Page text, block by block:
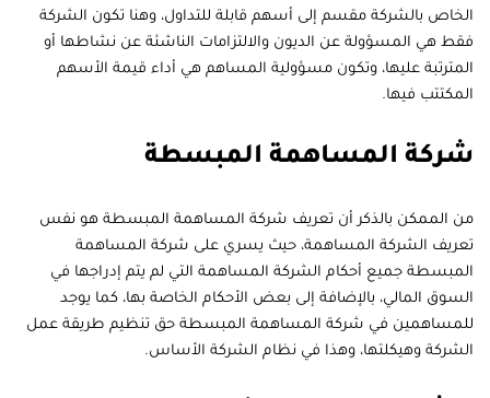
الخاص بالشركة مقسم إلى أسهم قابلة للتداول، وهنا تكون الشركة
فقط هي المسؤولة عن الديون والالتزامات الناشئة عن نشاطها أو
المترتبة عليها، وتكون مسؤولية المساهم هي أداء قيمة الأسهم
المكتتب فيها.
شركة المساهمة المبسطة
من الممكن بالذكر أن تعريف شركة المساهمة المبسطة هو نفس
تعريف الشركة المساهمة، حيث يسري على شركة المساهمة
المبسطة جميع أحكام الشركة المساهمة التي لم يتم إدراجها في
السوق المالي، بالإضافة إلى بعض الأحكام الخاصة بها، كما يوجد
للمساهمين في شركة المساهمة المبسطة حق تنظيم طريقة عمل
الشركة وهيكلتها، وهذا في نظام الشركة الأساس.